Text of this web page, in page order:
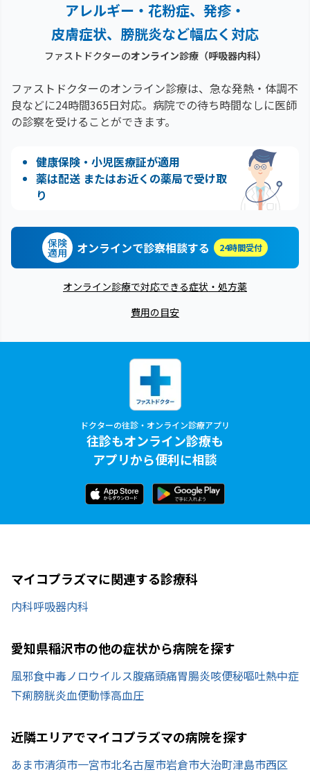
アレルギー・花粉症、 発疹・
皮膚症状、膀胱炎など幅広く対応
ファストドクターのオンライン診療（呼吸器内科）
ファストドクターのオンライン診療は、急な発熱・体調不
良などに24時間365日対応。 病院での待ち時間なしに医師
の診察を受けることができます。
健康保険・小児医療証が適用
薬は配送 またはお近くの薬局で受け取
り
保険
適用 オンラインで診察相談する 24時間受付
オンライン診療で対応できる症状・処方薬
費用の目安
ドクターの往診・オンライン診療アプリ
往診もオンライン診療も
アプリから便利に相談
マイコプラズマに関連する診療科
内科呼吸器内科
愛知県稲沢市の他の症状から病院を探す
風邪食中毒ノロウイルス腹痛頭痛胃腸炎咳便秘嘔吐熱中症
下痢膀胱炎血便動悸高血圧
近隣エリアでマイコプラズマの病院を探す
あま市清須市一宮市北名古屋市岩倉市大治町津島市西区